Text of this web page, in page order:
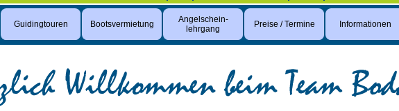
Guidingtouren Bootsvermietung
Angelschein-
lehrgang
Preise / Termine Informationen